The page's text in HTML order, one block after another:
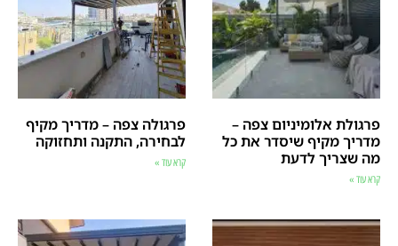
פרגולת אלומיניום צפה –
מדריך מקיף שיסדר את כל
מה שצריך לדעת
קרא עוד »
פרגולה צפה – מדריך מקיף
לבחירה, התקנה ותחזוקה
קרא עוד »